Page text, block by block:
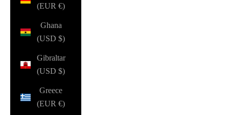
(EUR €)
Ghana
(USD $)
Gibraltar
(USD $)
Greece
(EUR €)